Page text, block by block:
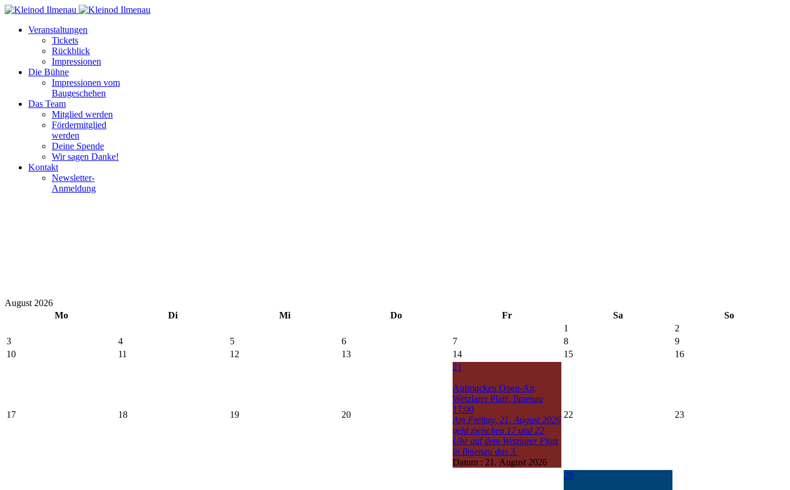
Veranstaltungen
Tickets
Rückblick
Impressionen
Die Bühne
Impressionen vom
Baugeschehen
Das Team
Mitglied werden
Fördermitglied
werden
Deine Spende
Wir sagen Danke!
Kontakt
Newsletter-
Anmeldung
Year
Month
Year
Month
August 2026
Mo
Di Mi Do Fr Sa
So
1
2
3
4 5 6 7 8
9
10
11 12 13 14 15 16
17 18 19 20
21
Aufmucken Open-Air,
Wetzlarer Platz, Ilmenau
17:00
Am Freitag, 21. August 2026
geht zwischen 17 und 22
Uhr auf dem Wetzlarer Platz
in Ilmenau das 3.
Datum : 21. August 2026
22 23
29